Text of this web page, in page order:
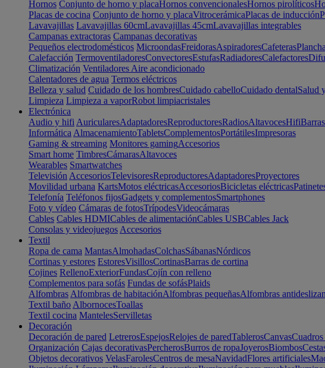
Hornos Conjunto de horno y placaHornos convencionalesHornos pirolíticos
Placas de cocina Conjunto de horno y placaVitrocerámicaPlacas de inducción
Lavavajillas Lavavajillas 60cmLavavajillas 45cmLavavajillas integrables
Campanas extractoras Campanas decorativas
Pequeños electrodomésticos MicroondasFreidorasAspiradoresCafeteras
Calefacción TermoventiladoresConvectoresEstufasRadiadoresCalefactores
Climatización Ventiladores Aire acondicionado
Calentadores de agua Termos eléctricos
Belleza y salud Cuidado de los hombresCuidado cabelloCuidado dentalSalud
Limpieza Limpieza a vaporRobot limpiacristales
Electrónica
Audio y hifi AuricularesAdaptadoresReproductoresRadiosAltavocesHifi
Informática AlmacenamientoTabletsComplementosPortátilesImpresoras
Gaming & streaming Monitores gamingAccesorios
Smart home TimbresCámarasAltavoces
Wearables Smartwatches
Televisión AccesoriosTelevisoresReproductoresAdaptadoresProyectores
Movilidad urbana KartsMotos eléctricasAccesoriosBicicletas eléctricas
Telefonía Teléfonos fijosGadgets y complementosSmartphones
Foto y vídeo Cámaras de fotosTrípodesVideocámaras
Cables Cables HDMICables de alimentaciónCables USBCables Jack
Consolas y videojuegos Accesorios
Textil
Ropa de cama MantasAlmohadasColchasSábanasNórdicos
Cortinas y estores EstoresVisillosCortinasBarras de cortina
Cojines RellenoExteriorFundasCojín con relleno
Complementos para sofás Fundas de sofásPlaids
Alfombras Alfombras de habitaciónAlfombras pequeñasAlfombras
Textil baño AlbornocesToallas
Textil cocina MantelesServilletas
Decoración
Decoración de pared LetrerosEspejosRelojes de paredTablerosCanvas
Organización Cajas decorativasPercherosBurros de ropaJoyerosBiombos
Objetos decorativos VelasFarolesCentros de mesaNavidadFlores artificiales